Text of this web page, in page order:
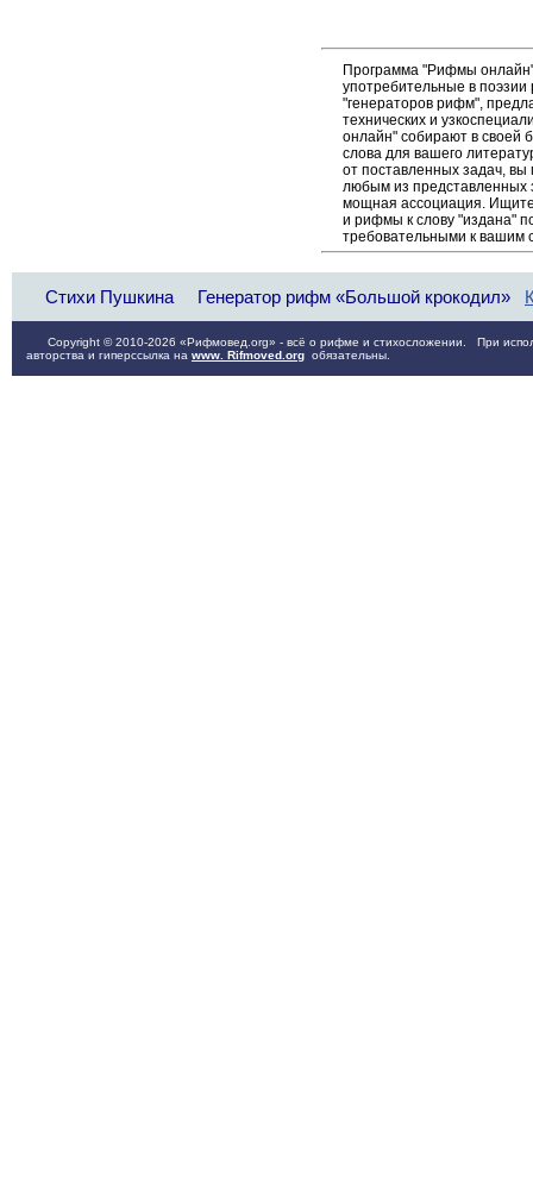
Программа "Рифмы
употребительные в
"генераторов рифм",
технических и
онлайн" собирают в своей
слова для вашего
от поставленных задач,
любым из
мощная ассоциация. Ищите
и рифмы к слову "издана"
требовательными к вашим
Стихи Пушкина Генератор рифм «Большой крокодил»
Copyright © 2010-2026 «Рифмовед.org» - всё о рифме и стихосложении. При
авторства и гиперссылка на www. Rifmoved.org обязательны.